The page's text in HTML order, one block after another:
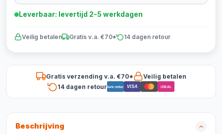
Leverbaar: levertijd 2-5 werkdagen
Veilig betalen Gratis v.a. €70* 14 dagen retour
Gratis verzending v.a. €70*
Veilig betalen
14 dagen retourBancontact VISA iDEAL
Beschrijving